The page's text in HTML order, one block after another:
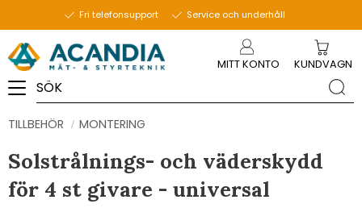
Fri telefonsupport Service och underhåll
MITT KONTO KUNDVAGN
TILLBEHÖR MONTERING
Solstrålnings- och väderskydd
för 4 st givare - universal